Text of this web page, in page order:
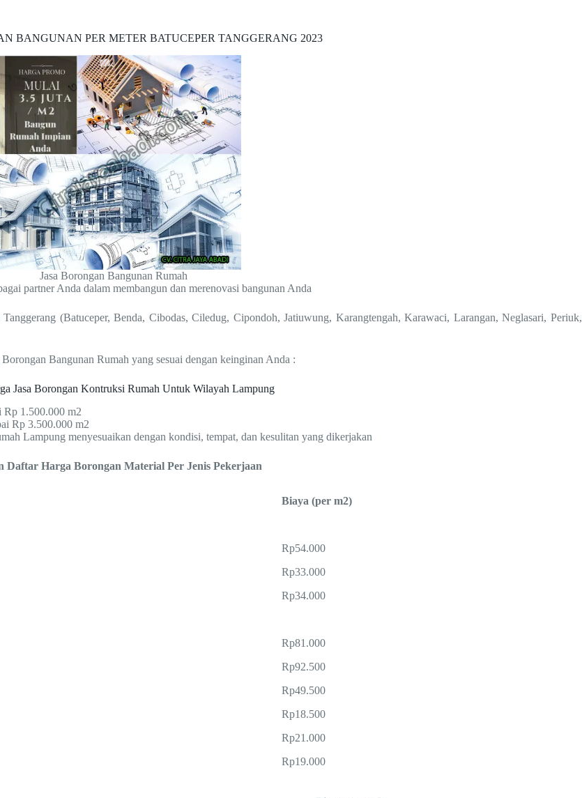
BANGUNAN PER METER BATUCEPER TANGGERANG 2023
Jasa Borongan Bangunan Rumah
partner Anda dalam membangun dan merenovasi bangunan Anda
(Batuceper, Benda, Cibodas, Ciledug, Cipondoh, Jatiuwung, Karangtengah, Karawaci, Larangan, Neglasari, Periuk,
Bangunan Rumah yang sesuai dengan keinginan Anda :
Jasa Borongan Kontruksi Rumah Untuk Wilayah Lampung
Rp 1.500.000 m2
Rp 3.500.000 m2
Lampung menyesuaikan dengan kondisi, tempat, dan kesulitan yang dikerjakan
Daftar Harga Borongan Material Per Jenis Pekerjaan
Biaya (per m2)
Rp54.000
Rp33.000
Rp34.000
Rp81.000
Rp92.500
Rp49.500
Rp18.500
Rp21.000
Rp19.000